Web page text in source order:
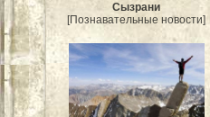
Сызрани
[Познавательные новости]